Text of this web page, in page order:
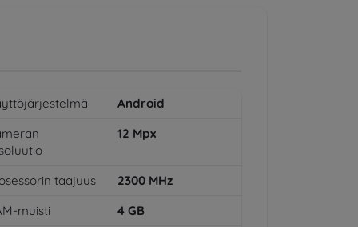
Android
12 Mpx
taajuus 2300 MHz
muisti
4 GB